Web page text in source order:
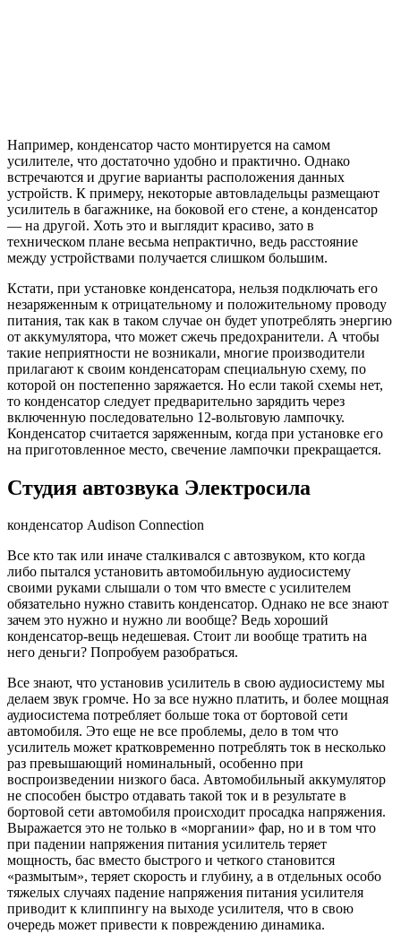
Например, конденсатор часто монтируется на самом
усилителе, что достаточно удобно и практично. Однако
встречаются и другие варианты расположения данных
устройств. К примеру, некоторые автовладельцы размещают
усилитель в багажнике, на боковой его стене, а конденсатор
— на другой. Хоть это и выглядит красиво, зато в
техническом плане весьма непрактично, ведь расстояние
между устройствами получается слишком большим.
Кстати, при установке конденсатора, нельзя подключать его
незаряженным к отрицательному и положительному проводу
питания, так как в таком случае он будет употреблять энергию
от аккумулятора, что может сжечь предохранители. А чтобы
такие неприятности не возникали, многие производители
прилагают к своим конденсаторам специальную схему, по
которой он постепенно заряжается. Но если такой схемы нет,
то конденсатор следует предварительно зарядить через
включенную последовательно 12-вольтовую лампочку.
Конденсатор считается заряженным, когда при установке его
на приготовленное место, свечение лампочки прекращается.
Студия автозвука Электросила
конденсатор Audison Connection
Все кто так или иначе сталкивался с автозвуком, кто когда
либо пытался установить автомобильную аудиосистему
своими руками слышали о том что вместе с усилителем
обязательно нужно ставить конденсатор. Однако не все знают
зачем это нужно и нужно ли вообще? Ведь хороший
конденсатор-вещь недешевая. Стоит ли вообще тратить на
него деньги? Попробуем разобраться.
Все знают, что установив усилитель в свою аудиосистему мы
делаем звук громче. Но за все нужно платить, и более мощная
аудиосистема потребляет больше тока от бортовой сети
автомобиля. Это еще не все проблемы, дело в том что
усилитель может кратковременно потреблять ток в несколько
раз превышающий номинальный, особенно при
воспроизведении низкого баса. Автомобильный аккумулятор
не способен быстро отдавать такой ток и в результате в
бортовой сети автомобиля происходит просадка напряжения.
Выражается это не только в «моргании» фар, но и в том что
при падении напряжения питания усилитель теряет
мощность, бас вместо быстрого и четкого становится
«размытым», теряет скорость и глубину, а в отдельных особо
тяжелых случаях падение напряжения питания усилителя
приводит к клиппингу на выходе усилителя, что в свою
очередь может привести к повреждению динамика.